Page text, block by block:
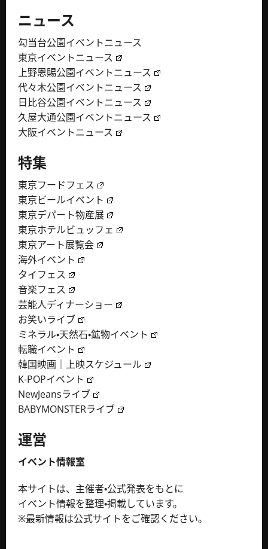
ニュース
勾当台公園イベントニュース
東京イベントニュース
上野恩賜公園イベントニュース
代々木公園イベントニュース
日比谷公園イベントニュース
久屋大通公園イベントニュース
大阪イベントニュース
特集
東京フードフェス
東京ビールイベント
東京デパート物産展
東京ホテルビュッフェ
東京アート展覧会
海外イベント
タイフェス
音楽フェス
芸能人ディナーショー
お笑いライブ
ミネラル・天然石・鉱物イベント
転職イベント
韓国映画｜上映スケジュール
K-POPイベント
NewJeansライブ
BABYMONSTERライブ
運営
イベント情報室
本サイトは、主催者・公式発表をもとに
イベント情報を整理・掲載しています。
※最新情報は公式サイトをご確認ください。